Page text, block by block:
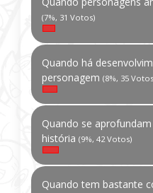
(7%, 31 Votos)
Quando há
personagem (8%, 35
Quando se
história (9%, 42 Votos)
Quando tem bastante